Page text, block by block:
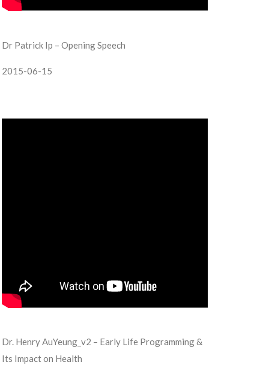
Dr Patrick Ip – Opening Speech
2015-06-15
Dr. Henry AuYeung_v2 – Early Life Programming &
Its Impact on Health